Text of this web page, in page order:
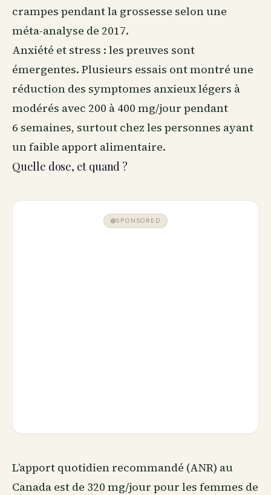
crampes pendant la grossesse selon une
méta-analyse de 2017.
Anxiété et stress : les preuves sont
émergentes. Plusieurs essais ont montré une
réduction des symptomes anxieux légers à
modérés avec 200 à 400 mg/jour pendant
6 semaines, surtout chez les personnes ayant
un faible apport alimentaire.
Quelle dose, et quand ?
SPONSORED
L’apport quotidien recommandé (ANR) au
Canada est de 320 mg/jour pour les femmes de